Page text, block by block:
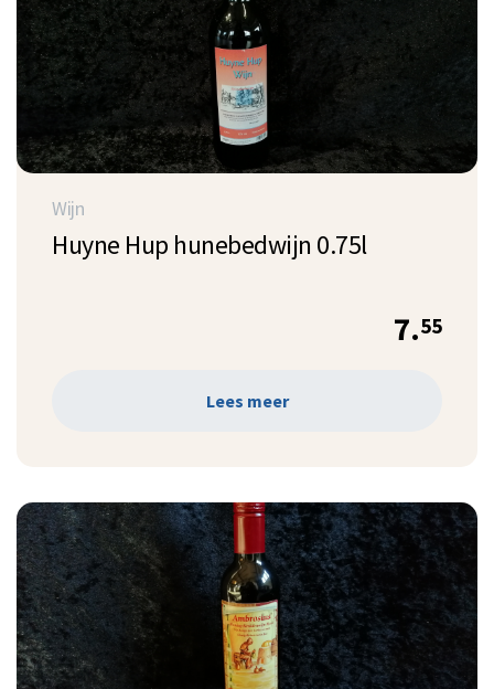
Wijn
Huyne Hup hunebedwijn 0.75l
7.55
Lees meer